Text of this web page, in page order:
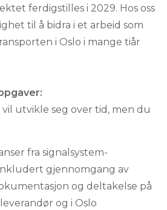
ferdigstilles i 2029. Hos oss
til å bidra i et arbeid som
i Oslo i mange tiår
utvikle seg over tid, men du
fra signalsystem-
gjennomgang av
og deltakelse på
og i Oslo